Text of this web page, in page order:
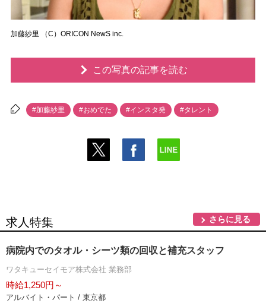
加藤紗里 （C）ORICON NewS inc.
この写真の記事を読む
#加藤紗里 #おめでた #インスタ発 #タレント
求人特集 さらに見る
病院内でのタオル・シーツ類の回収と補充スタッフ
ワタキューセイモア株式会社 業務部
時給1,250円～
アルバイト・パート / 東京都